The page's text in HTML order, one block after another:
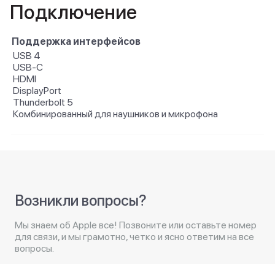
Подключение
Поддержка интерфейсов
USB 4
USB-C
HDMI
DisplayPort
Thunderbolt 5
Комбинированный для наушников и микрофона
Возникли вопросы?
Мы знаем об Apple все! Позвоните или оставьте номер
для связи, и мы грамотно, четко и ясно ответим на все
вопросы.